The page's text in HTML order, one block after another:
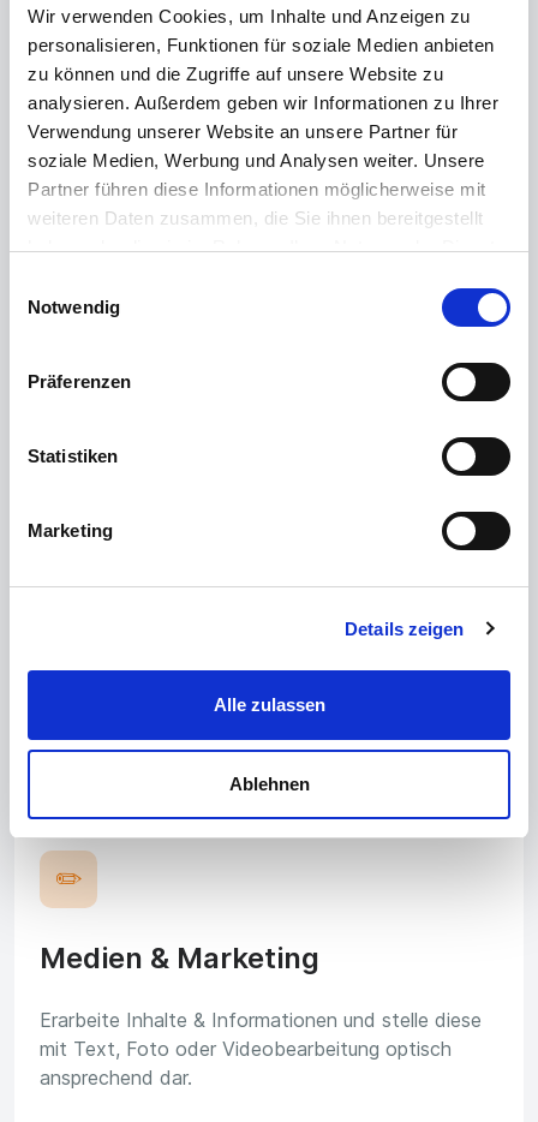
Wir verwenden Cookies, um Inhalte und Anzeigen zu
personalisieren, Funktionen für soziale Medien anbieten
zu können und die Zugriffe auf unsere Website zu
analysieren. Außerdem geben wir Informationen zu Ihrer
Verwendung unserer Website an unsere Partner für
soziale Medien, Werbung und Analysen weiter. Unsere
Partner führen diese Informationen möglicherweise mit
weiteren Daten zusammen, die Sie ihnen bereitgestellt
haben oder die sie im Rahmen Ihrer Nutzung der Dienste
Impressum
Notwendig
Präferenzen
Statistiken
Marketing
Details zeigen
Alle zulassen
Ablehnen
von Alten & Kranken oder bei der Begleitung von
Kindern oder Menschen mit Beeinträchtigung.
📐
von morgen und konstruiere am Computer den
🛎️
Service an oberster Stelle. Dafür ist Geduld,
Freundlichkeit und Kommunikation sehr wichtig.
✏️
Medien & Marketing
Erarbeite Inhalte & Informationen und stelle diese
mit Text, Foto oder Videobearbeitung optisch
ansprechend dar.